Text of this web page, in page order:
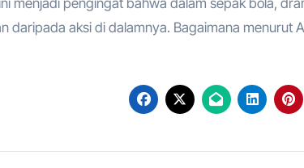
daripada aksi di dalamnya. Bagaimana menurut